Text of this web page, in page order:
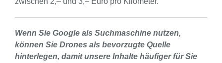
Wenn Sie Google als Suchmaschine nutzen,
können Sie Drones als bevorzugte Quelle
hinterlegen, damit unsere Inhalte häufiger für Sie